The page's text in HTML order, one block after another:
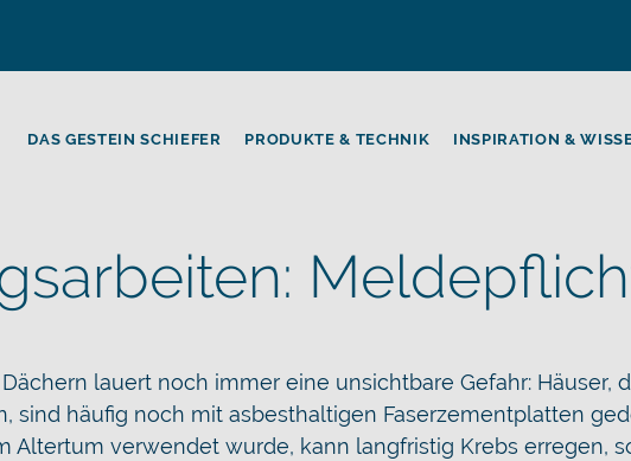
DAS GESTEIN SCHIEFER PRODUKTE & TECHNIK INSPIRATION &
lauert noch immer eine unsichtbare Gefahr: Häuser,
sind häufig noch mit asbesthaltigen Faserzementplatten
Altertum verwendet wurde, kann langfristig Krebs erregen,